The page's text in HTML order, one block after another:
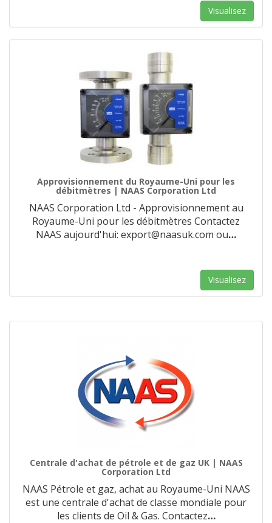
Visualisez
Approvisionnement du Royaume-Uni pour les
débitmètres | NAAS Corporation Ltd
NAAS Corporation Ltd - Approvisionnement au
Royaume-Uni pour les débitmètres Contactez
NAAS aujourd'hui: export@naasuk.com ou…
Visualisez
Centrale d'achat de pétrole et de gaz UK | NAAS
Corporation Ltd
NAAS Pétrole et gaz, achat au Royaume-Uni NAAS
est une centrale d'achat de classe mondiale pour
les clients de Oil & Gas. Contactez…